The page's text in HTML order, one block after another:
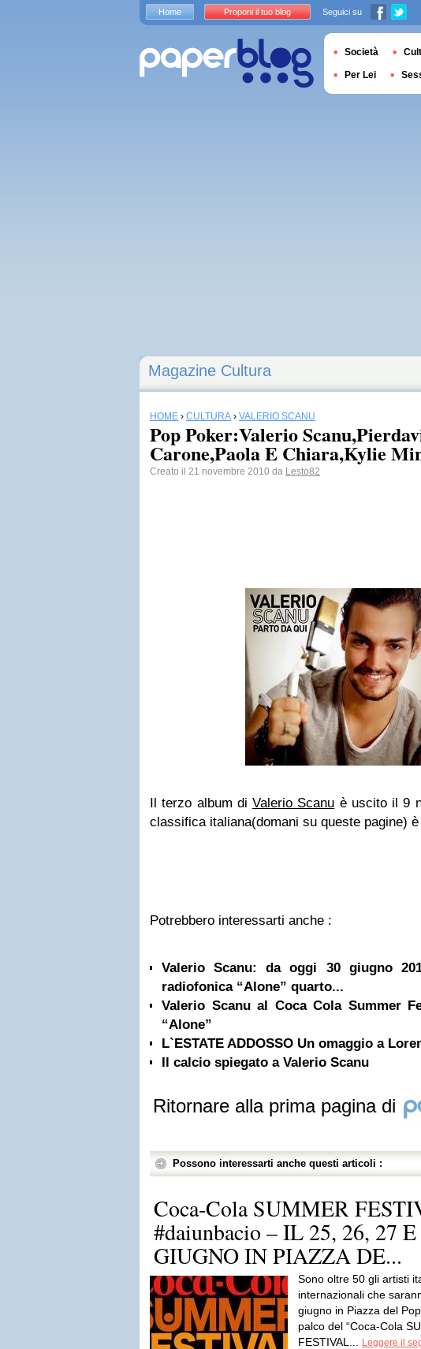
Magazine Cultura
HOME › CULTURA › VALERIO SCANU
Pop Poker:Valerio
Carone,Paola E Chiara,Kylie
Creato il 21 novembre 2010 da Lesto82
Il terzo album di Valerio Scanu è uscito il 9
classifica italiana(domani su queste pagine)
Potrebbero interessarti anche :
Valerio Scanu: da oggi 30 giugno
radiofonica “Alone” quarto...
Valerio Scanu al Coca Cola Summer
“Alone”
L`ESTATE ADDOSSO Un omaggio a
Il calcio spiegato a Valerio Scanu
Ritornare alla prima pagina di
Possono interessarti anche questi articoli :
Coca-Cola SUMMER
#daiunbacio – IL 25, 26, 27
GIUGNO IN PIAZZA DE...
Sono oltre 50 gli artisti
internazionali che
giugno in Piazza del
palco del “Coca-Cola
FESTIVAL...
Leggere il
Home Proponi il tuo blog Seguici su
Società
Per Lei